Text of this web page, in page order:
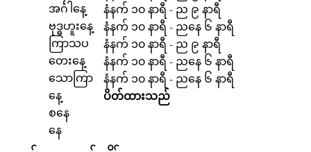
အင်္ဂါနေ့
ဗုဒ္ဓဟူးနေ့
ကြာသပ
တေးနေ့
သောကြာ
နေ့
စနေ
နေ
နံနက် ၁၀ နာရီ - ည ၉ နာရီ
နံနက် ၁၀ နာရီ - ညနေ ၆ နာရီ
နံနက် ၁၀ နာရီ - ည ၉ နာရီ
နံနက် ၁၀ နာရီ - ညနေ ၆ နာရီ
နံနက် ၁၀ နာရီ - ညနေ ၆ နာရီ
ပိတ်ထားသည်